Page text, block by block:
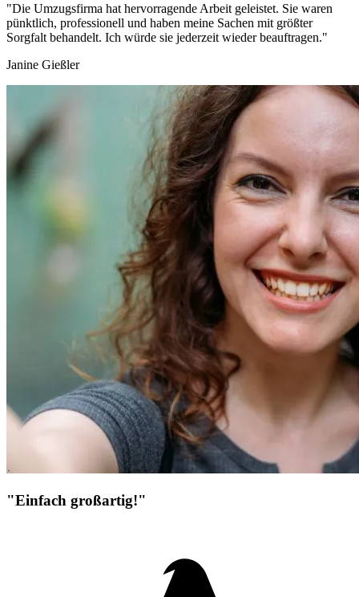
"Die Umzugsfirma hat hervorragende Arbeit geleistet. Sie waren
pünktlich, professionell und haben meine Sachen mit größter
Sorgfalt behandelt. Ich würde sie jederzeit wieder beauftragen."
Janine Gießler
"Einfach großartig!"